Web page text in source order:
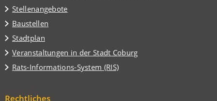
Stellenangebote
Baustellen
Stadtplan
(Öffnet
in
einem
neuen
Veranstaltungen in der Stadt Coburg
(Öffnet
in
einem
Tab)
Rats-Informations-System (RIS)
(Öffnet
Rechtliches